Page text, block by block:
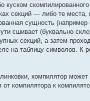
куском
секций — либо те места,
сущность
сшивает (буквально
секций, а затем
на таблицу символов. К
компилятор
компилятора к